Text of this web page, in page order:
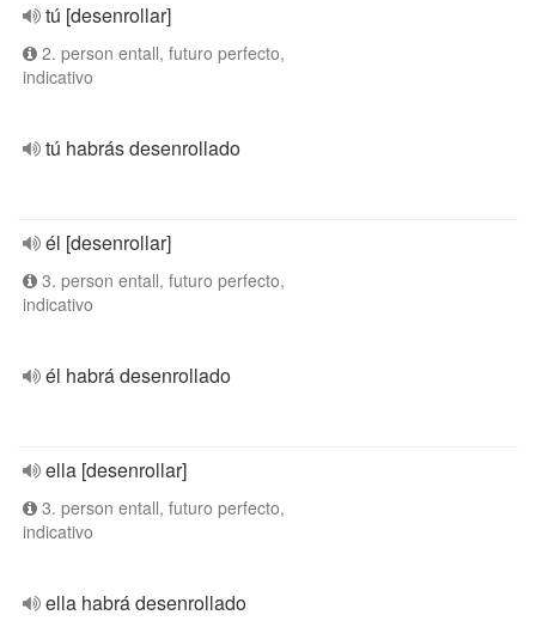
tú [desenrollar]
2. person entall, futuro perfecto,
indicativo
tú habrás desenrollado
él [desenrollar]
3. person entall, futuro perfecto,
indicativo
él habrá desenrollado
ella [desenrollar]
3. person entall, futuro perfecto,
indicativo
ella habrá desenrollado